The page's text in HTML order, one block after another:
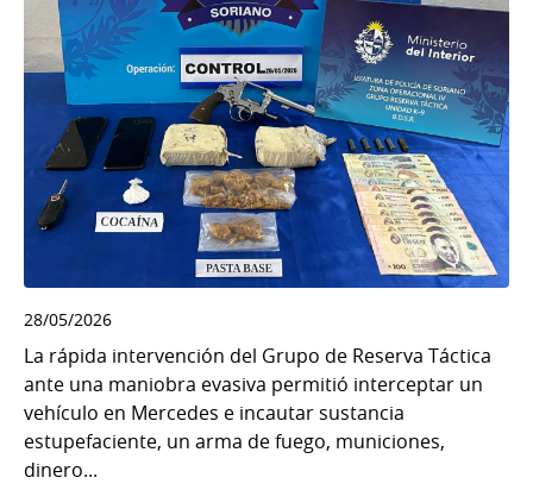
28/05/2026
La rápida intervención del Grupo de Reserva Táctica
ante una maniobra evasiva permitió interceptar un
vehículo en Mercedes e incautar sustancia
estupefaciente, un arma de fuego, municiones,
dinero...